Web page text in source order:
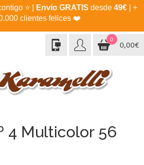
⭐ Envío GRATIS desde 49€| +
clientes felices ❤️
0
0,00€
4 Multicolor 56